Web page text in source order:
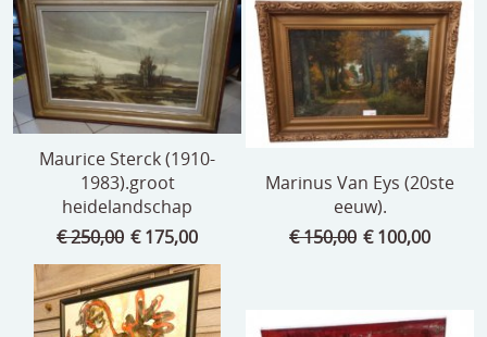
Maurice Sterck (1910-
1983).groot
heidelandschap
€ 250,00 € 175,00
Marinus Van Eys (20ste
eeuw).
€ 150,00 € 100,00